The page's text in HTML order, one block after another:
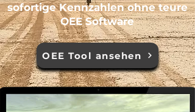
sofortige Kennzahlen ohne teure
OEE Software
OEE Tool ansehen